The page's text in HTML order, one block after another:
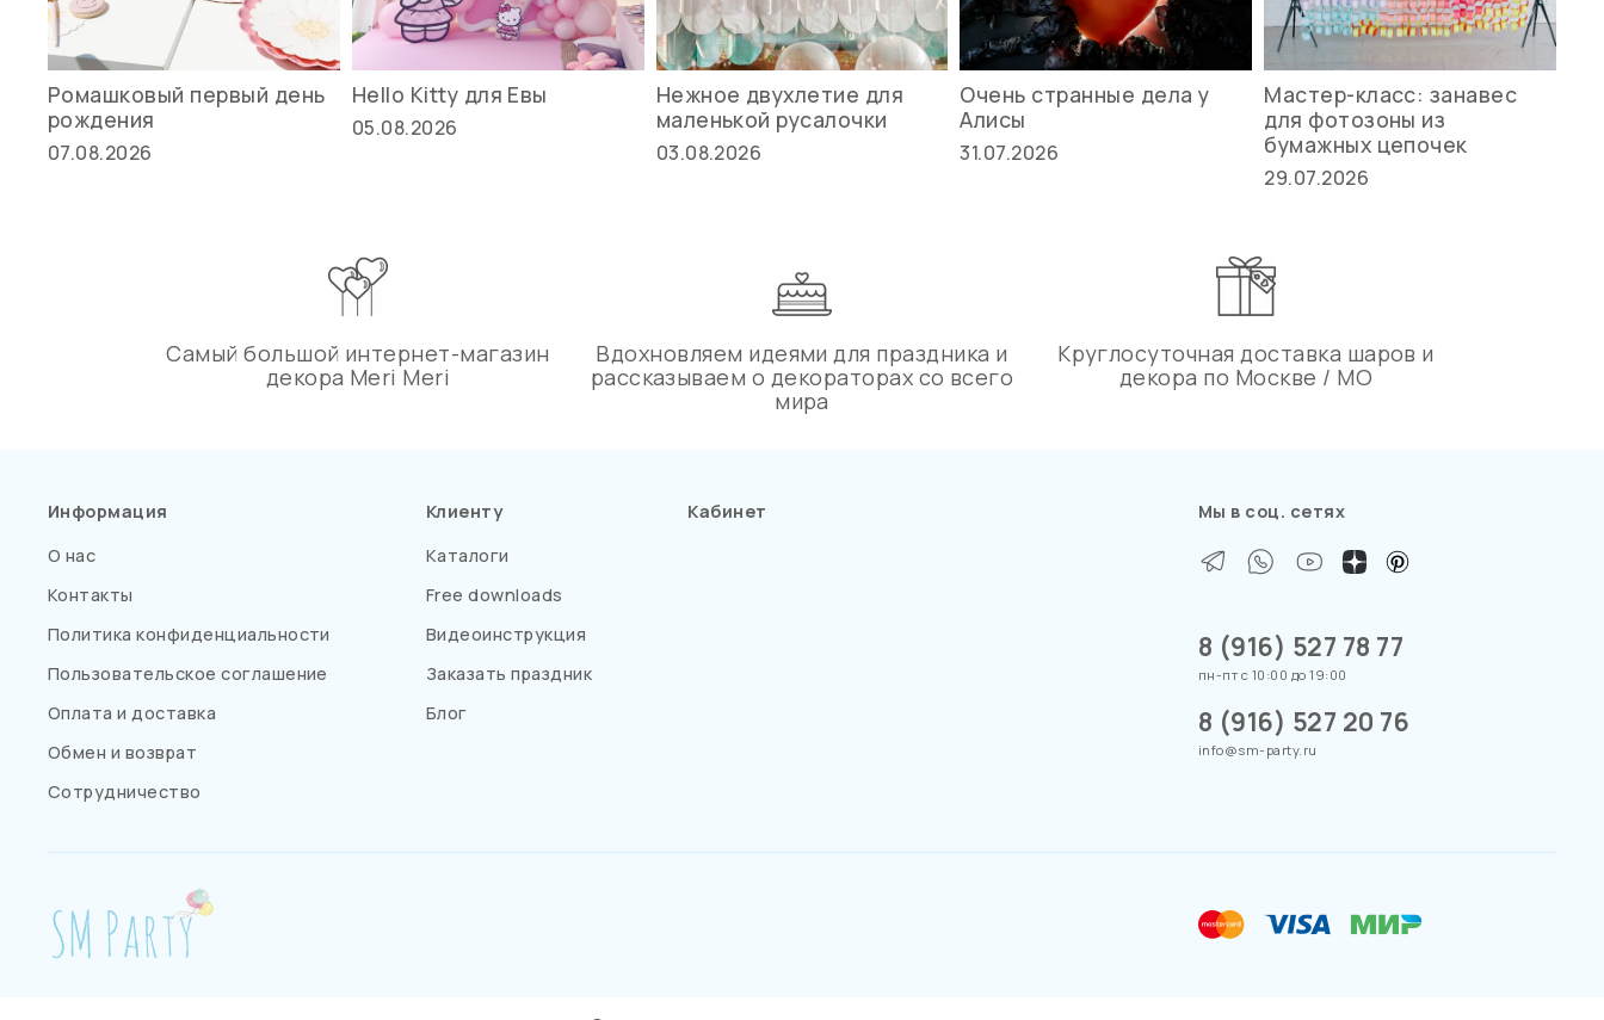
Ромашковый первый день
рождения
07.08.2026
Hello Kitty для Евы
05.08.2026
Нежное двухлетие для
маленькой русалочки
03.08.2026
Очень странные дела у
Алисы
31.07.2026
Мастер-класс: занавес
для фотозоны из
бумажных цепочек
29.07.2026
Самый большой интернет-магазин
декора Meri Meri
Вдохновляем идеями для праздника и
рассказываем о декораторах со всего
мира
Круглосуточная доставка шаров и
декора по Москве / МО
Информация
О нас
Контакты
Политика конфиденциальности
Пользовательское соглашение
Оплата и доставка
Обмен и возврат
Сотрудничество
Клиенту
Каталоги
Free downloads
Видеоинструкция
Заказать праздник
Блог
Кабинет Мы в соц. сетях
8 (916) 527 78 77
пн-пт с 10:00 до 19:00
8 (916) 527 20 76
info@sm-party.ru